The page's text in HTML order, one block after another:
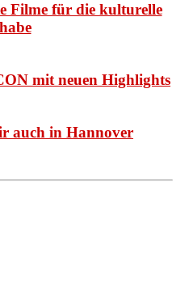
Filme für die kulturelle
mit neuen Highlights
auch in Hannover